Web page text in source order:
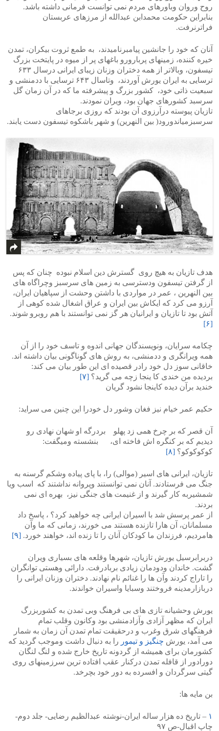
روح وروان وباورهای مردم نمی توانست فرمانی داشته باشد.
بنابراین حکومت محمدابن عبدالله از مرزهای عربستان
فراترنرفت.
آنان که خود را جانشین پیامبرنامیدند، به طمع ثروت بیکران، تمدن
خیره کننده، زمینهای پربارورو باغهای پر از میوه در پایتخت بزرگ
تیسفون، وبالاتر از همه دختران وزنان زیبای ایرانی درسال ۶۳۳
ترسایی به ایران یورش آوردند، وتاسال ۶۴۳ ترسایی با ددمنشی و
سبعیت ذاتی خود، کشور بزرگ و پیشرفته ما که در آن زمان گل
سرسبد کشورهای جهان بود، ویران نمودند.
تازیان پیوسته درآرزوی آن بودند که روزی برجاهای
سرسبزمیاندورود( بین النهرین) و شهر باشکوه تیسفون دست یابند.
هدف تازیان به هیچ روی گسترش دین اسلام نبوده چنان که پس
از گرفتن تیسفون ودسترسی به زمین های سرسبز وچراگاه های
بین النهرین ، عمر در مواردی با داشتن وحشت از سپاهیان ایران،
آرزو می کرد که ایکاش بین ایران و عراق اشغال شده کوهی از
آتش بود تا تازیان و ایرانیان هر گز نمی توانستند با هم روبرو شوند.
[۶]
چکامه سرایان، ونویسندگان جهانی اندوه و تاسف خود را از آن
همه ویرانگری و ددمنشی، به روش های گوناگونی بیان داشته اند.
خاقانی سوز دل خود رادر قصیده ای این طور بیان می کند:
بردیده من خندی کا ینجا زچه می گرید؟ [۷]
خندید برآن دیده کاینجا نشود گریان
حکیم عمر خیام نیز فغان وشور دل خودرا این چنین می سراید:
آن قصر که بر چرخ همی زد پهلو بردرگه او شهان نهادی رو
دیدیم که بر کنگره اش فاخته ای، بنشسته ومیگفت:
کوکوکوکو؟ [۸]
تازیان، ایرانی های اسیر (موالی) را، با پای پیاده وشکم گرسنه به
جنگ می فرستادند. آنان نمی توانستند وپروانه نداشتند که اسب ویا
شمشیربه کار گیرند و از غنیمت های جنگی نیز، بهره ای نمی
بردند.
از عمر پرسش شد با اسیران ایرانی چه خواهید کرد؟ ، پاسخ داد
مسلمانان، آن هارا تازنده هستند می خورند، زمانی که ما وآن
هامردیم، فرزندان ما کودکان آنان را تا زنده اند، خواهند خورد. [۹]
دربرابرسیل یورش تازیان، شهرها وقلعه های بسیاری ویران
گشت. خاندان ودودمان زیادی بربادرفت. دارائی وهستی توانگران
را تاراج کردند وآن ها را غنائم نام نهادند. دختران وزنان ایرانی را
دربازارمدینه فروختند وسبایا واسیران خواندند.
یورش وحشیانه تازی های بی فرهنگ وبی تمدن به کشوربزرگ
ایران که مظهر آزادی وآزادمنشی بود وکانون وقلب تمام
فرهنگهای شرق وغرب و درحقیقت تمام تمدن آن زمان به شمار
می آمد، یورش چنگیز و تیمور را به دنبال داشت وموجب گردید که
کشورمان برای همیشه از گردونه تاریخ خارج شده و لنگ لنگان
دورادور از قافله تمدن درکنار عقب افتاده ترین سرزمینهای روی
گیتی سرگردان و افسرده به دور خود بچرخد.
بن مایه ها:
۱ – تاریخ ده هزار ساله ایران-نوشته عبدالظیم رضایی- جلد دوم-
چاپ اقبال-ص ۹۷